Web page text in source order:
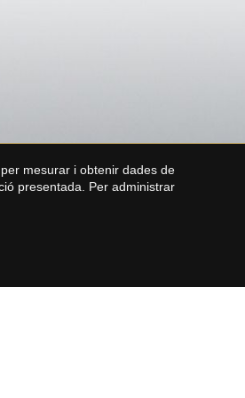
mesurar i obtenir dades de
presentada. Per administrar